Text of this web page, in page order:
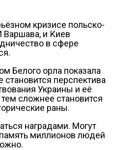
кризисе польско-
Варшава, и Киев
в сфере
Белого орла показала
перспектива
Украины и её
сложнее становится
раны.
наградами. Могут
миллионов людей